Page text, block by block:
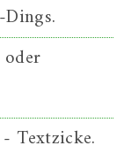
oder
Textzicke.